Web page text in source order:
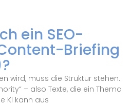
ein SEO-
Briefing
wird, muss die Struktur stehen.
– also Texte, die ein Thema
KI kann aus